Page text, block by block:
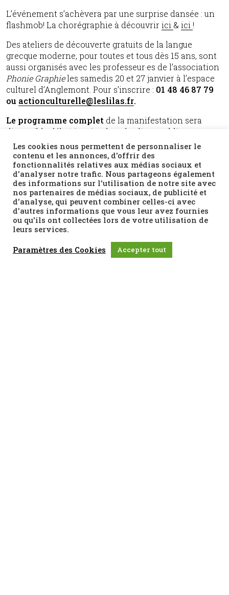
L’événement s’achèvera par une surprise dansée : un
flashmob! La chorégraphie à découvririci & ici !
Des ateliers de découverte gratuits de la langue
grecque moderne, pour toutes et tous dès 15 ans, sont
aussi organisés avec les professeur·es de l’association
Phonie Graphieles samedis 20 et 27 janvier à l’espace
culturel d’Anglemont. Pour s’inscrire : 01 48 46 87 79
ou actionculturelle@leslilas.fr.
Le programme complet de la manifestation sera
disponible début janvier dans les lieux publics ;
pouvez d’ores et déjà le découvrir ici
Les cookies nous permettent de personnaliser le
contenu et les annonces, d'offrir des
fonctionnalités relatives aux médias sociaux et
d'analyser notre trafic. Nous partageons également
des informations sur l'utilisation de notre site avec
nos partenaires de médias sociaux, de publicité et
d'analyse, qui peuvent combiner celles-ci avec
d'autres informations que vous leur avez fournies
ou qu'ils ont collectées lors de votre utilisation de
leurs services.
Paramètres des Cookies Accepter tout